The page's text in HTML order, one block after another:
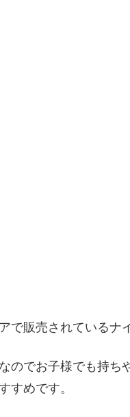
で販売されているナ
のでお子様でも持
すめです。